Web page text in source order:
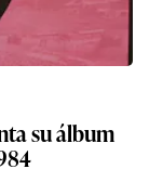
su álbum